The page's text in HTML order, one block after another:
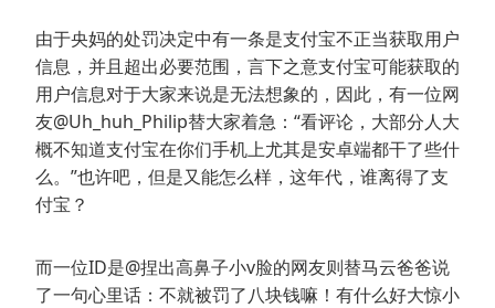
由于央妈的处罚决定中有一条是支付宝不正当获取用户
信息，并且超出必要范围，言下之意支付宝可能获取的
用户信息对于大家来说是无法想象的，因此，有一位网
友@Uh_huh_Philip替大家着急：“看评论，大部分人大
概不知道支付宝在你们手机上尤其是安卓端都干了些什
么。”也许吧，但是又能怎么样，这年代，谁离得了支
付宝？
而一位ID是@捏出高鼻子小v脸的网友则替马云爸爸说
了一句心里话：不就被罚了八块钱嘛！有什么好大惊小